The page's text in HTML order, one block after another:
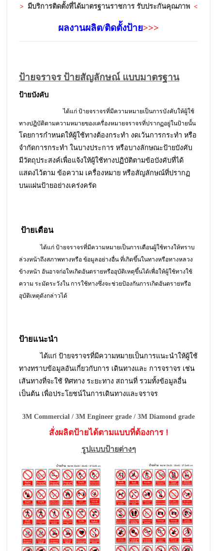
>มีบริการติดตั้งที่ได้มาตรฐานราชการ รับประกันคุณภาพ <
ผลงานผลิต/ติดตั้งป้าย>>>
ป้ายจราจร ป้ายสัญลักษณ์ แบบมาตรฐาน
ป้ายบังคับ
ได้แก่ ป้ายจราจรที่มีความหมายเป็นการบังคับให้ผู้ใช้
ทางปฏิบัติตามความหมายของเครื่องหมายจราจรที่ปรากฏอยู่ในป้ายนั้น
โดยการกำหนดให้ผู้ใช้ทางต้องกระทำ งดเว้นการกระทำ หรือ
จำกัดการกระทำ ในบางประการ หรือบางลักษณะป้ายบังคับ
มีวัตถุประสงค์เพื่อแจ้งให้ผู้ใช้ทางปฏิบัติตามข้อบังคับที่ได้
แสดงไว้ตาม ข้อความ เครื่องหมาย หรือสัญลักษณ์ที่ปรากฏ
บนแผ่นป้ายอย่างเคร่งครัด
ป้ายเตือน
ได้แก่ ป้ายจราจรที่มีความหมายเป็นการเตือนผู้ใช้ทางให้ทราบ
ล่วงหน้าถึงสภาพทางหรือ ข้อมูลอย่างอื่น ที่เกิดขึ้นในทางหรือทางหลวง
ข้างหน้า อันอาจก่อใหเกิดอันตรายหรืออุบัติเหตุขึ้นได้เพื่อให้ผู้ใช้ทางใช้
ความ ระมัดระวังใน การใช้ทางซึ่งจะช่วยป้องกันการเกิดอันตรายหรือ
อุบัติเหตุดังกล่าวได้
ป้ายแนะนำ
ได้แก่ ป้ายจราจรที่มีความหมายเป็นการแนะนำให้ผู้ใช้
ทางทราบข้อมูลอันเกี่ยวกับการ เดินทางและ การจราจร เช่น
เส้นทางที่จะใช้ ทิศทาง ระยะทาง สถานที่ รวมทั้งข้อมูลอื่น
เป็นต้น เพื่อประโยชน์ในการเดินทางและจราจร
3M Commercial / 3M Engineer grade / 3M Diamond grade
สั่งผลิตป้ายได้ตามแบบที่ต้องการ !
รูปแบบป้ายต่างๆ